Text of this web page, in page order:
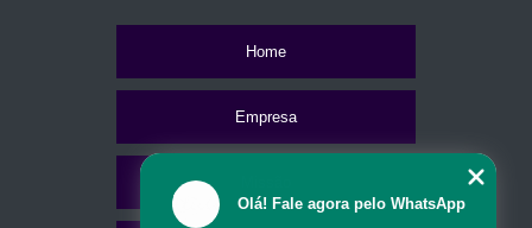
Home
Empresa
Olá! Fale agora pelo WhatsApp